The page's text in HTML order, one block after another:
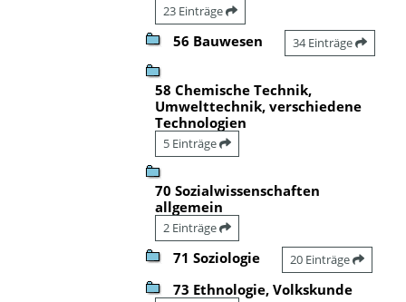
23 Einträge
56 Bauwesen 34 Einträge
58 Chemische Technik,
Umwelttechnik, verschiedene
Technologien
5 Einträge
70 Sozialwissenschaften
allgemein
2 Einträge
71 Soziologie 20 Einträge
73 Ethnologie, Volkskunde